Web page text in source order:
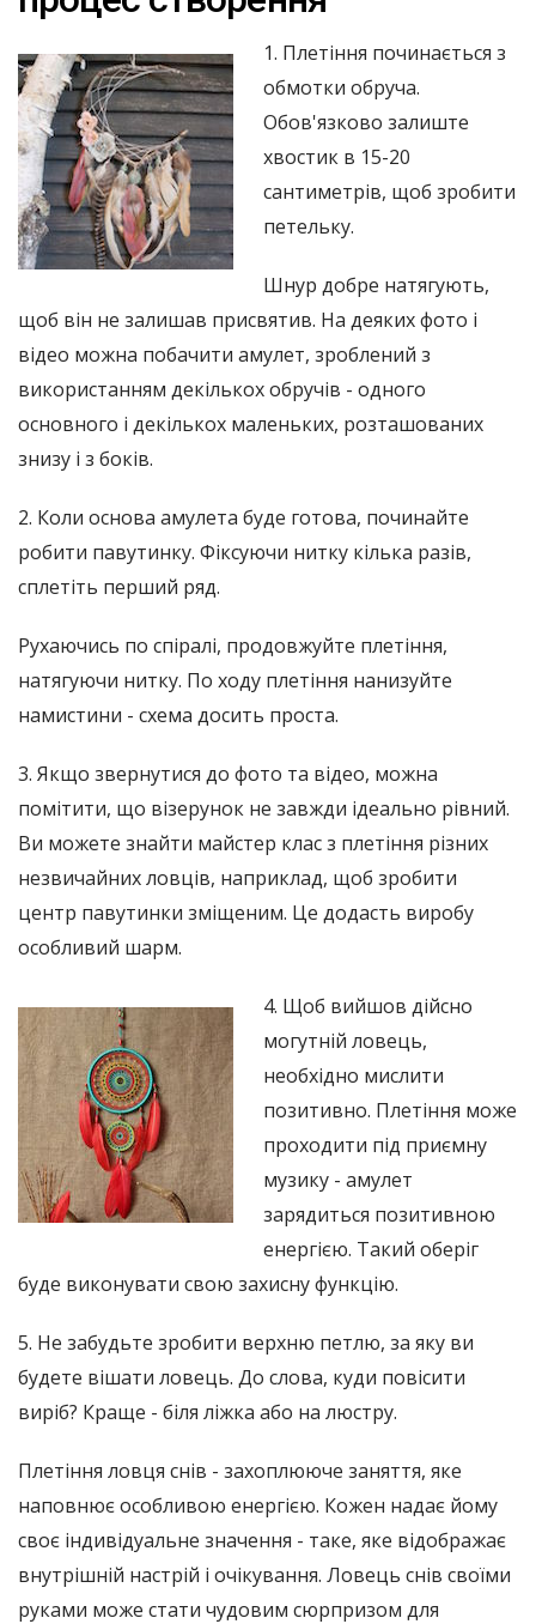
1. Плетіння починається з
обмотки обруча.
Обов'язково залиште
хвостик в 15-20
сантиметрів, щоб зробити
петельку.
Шнур добре натягують,
щоб він не залишав присвятив. На деяких фото і
відео можна побачити амулет, зроблений з
використанням декількох обручів - одного
основного і декількох маленьких, розташованих
знизу і з боків.
2. Коли основа амулета буде готова, починайте
робити павутинку. Фіксуючи нитку кілька разів,
сплетіть перший ряд.
Рухаючись по спіралі, продовжуйте плетіння,
натягуючи нитку. По ходу плетіння нанизуйте
намистини - схема досить проста.
3. Якщо звернутися до фото та відео, можна
помітити, що візерунок не завжди ідеально рівний.
Ви можете знайти майстер клас з плетіння різних
незвичайних ловців, наприклад, щоб зробити
центр павутинки зміщеним. Це додасть виробу
особливий шарм.
4. Щоб вийшов дійсно
могутній ловець,
необхідно мислити
позитивно. Плетіння може
проходити під приємну
музику - амулет
зарядиться позитивною
енергією. Такий оберіг
буде виконувати свою захисну функцію.
5. Не забудьте зробити верхню петлю, за яку ви
будете вішати ловець. До слова, куди повісити
виріб? Краще - біля ліжка або на люстру.
Плетіння ловця снів - захоплююче заняття, яке
наповнює особливою енергією. Кожен надає йому
своє індивідуальне значення - таке, яке відображає
внутрішній настрій і очікування. Ловець снів своїми
руками може стати чудовим сюрпризом для